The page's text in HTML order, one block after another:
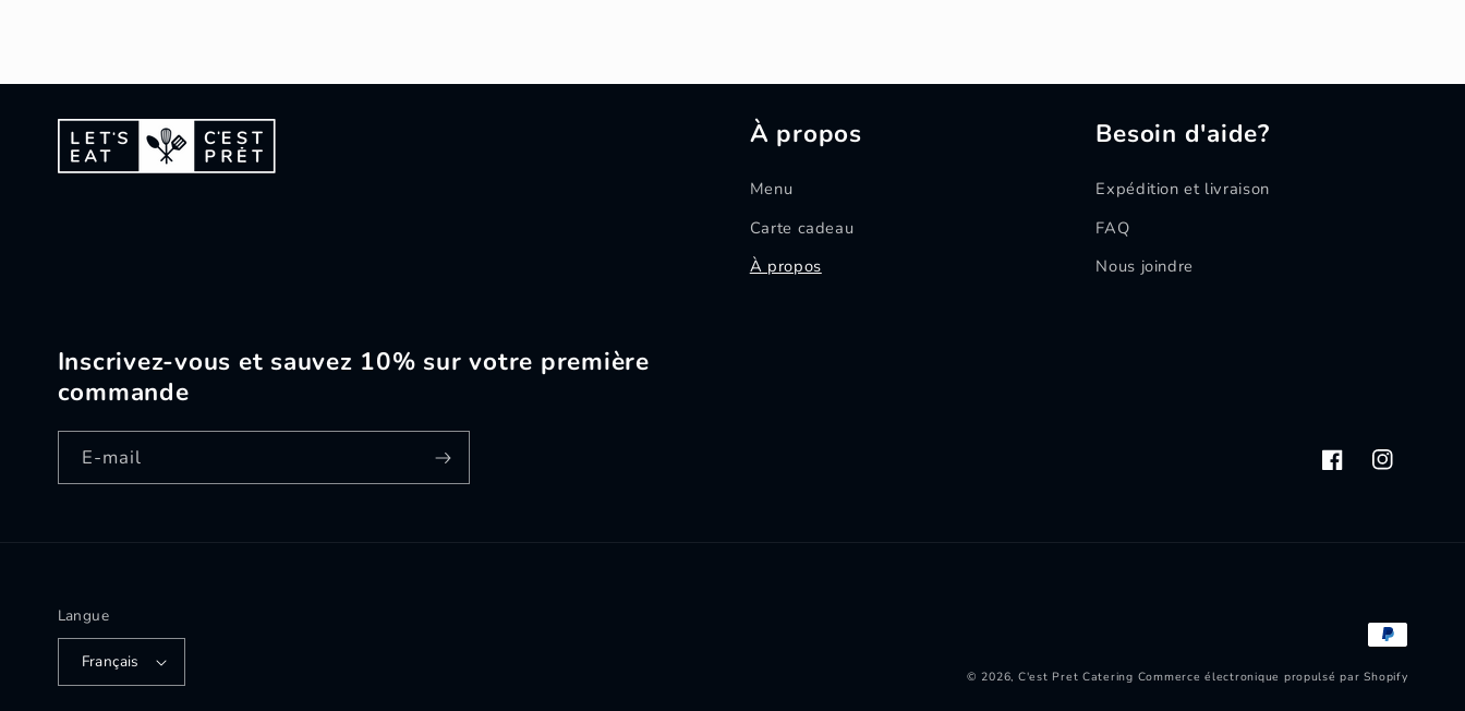
À propos
Menu
Carte cadeau
À propos
Besoin d'aide?
Expédition et livraison
FAQ
Nous joindre
Inscrivez-vous et sauvez 10% sur votre première
commande
E-mail
FacebookInstagram
Langue
Français
Moyens
de
© 2026, C'est Pret Catering Commerce électronique propulsé par Shopify